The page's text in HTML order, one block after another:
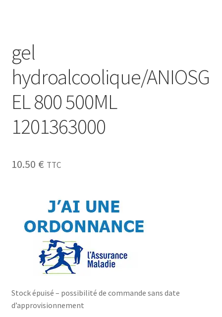
gel
hydroalcoolique/ANIOSG
EL 800 500ML
1201363000
10.50 € TTC
Stock épuisé – possibilité de commande sans date
d’approvisionnement